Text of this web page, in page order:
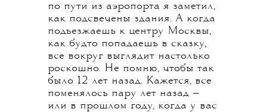
по пути из аэропорта я заметил,
как подсвечены здания. А когда
подъезжаешь к центру Москвы,
как будто попадаешь в сказку,
все вокруг выглядит настолько
роскошно. Не помню, чтобы так
было 12 лет назад. Кажется, все
поменялось пару лет назад —
или в прошлом году, когда у вас